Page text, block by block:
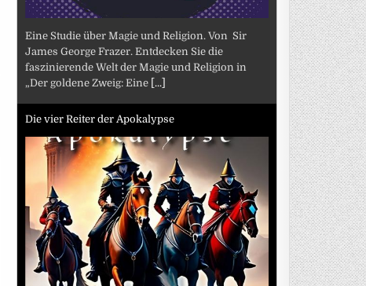
Eine Studie über Magie und Religion. Von Sir
James George Frazer. Entdecken Sie die
faszinierende Welt der Magie und Religion in
„Der goldene Zweig: Eine [...]
Die vier Reiter der Apokalypse